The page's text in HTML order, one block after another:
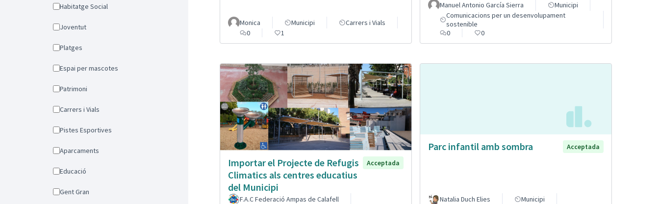
Habitatge Social
Joventut
Platges
Espai per mascotes
Patrimoni
Carrers i Vials
Pistes Esportives
Aparcaments
Educació
Gent Gran
Monica Municipi
Carrers i Vials
0
1
Manuel Antonio García Sierra
Municipi
Comunicacions per un desenvolupament
sostenible
0
0
Importar el Projecte de Refugis
Climatics als centres educatius
del Municipi
Acceptada
F.A.C Federació Ampas de Calafell
Parc infantil amb sombra Acceptada
Natalia Duch Elies
Municipi